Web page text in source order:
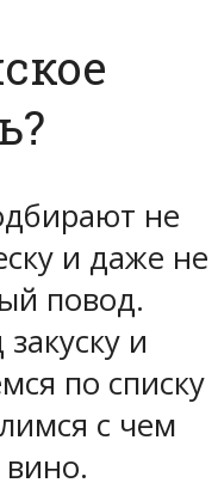
не
и даже не
повод.
и
по списку
с чем